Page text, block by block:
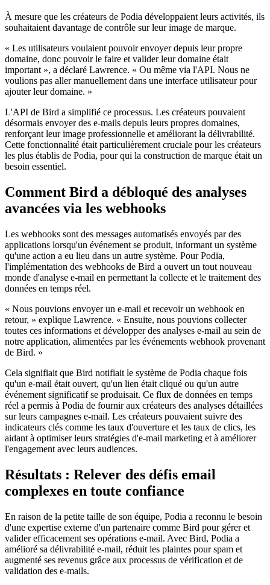
À mesure que les créateurs de Podia développaient leurs activités, ils
souhaitaient davantage de contrôle sur leur image de marque.
« Les utilisateurs voulaient pouvoir envoyer depuis leur propre
domaine, donc pouvoir le faire et valider leur domaine était
important », a déclaré Lawrence. « Ou même via l'API. Nous ne
voulions pas aller manuellement dans une interface utilisateur pour
ajouter leur domaine. »
L'API de Bird a simplifié ce processus. Les créateurs pouvaient
désormais envoyer des e-mails depuis leurs propres domaines,
renforçant leur image professionnelle et améliorant la délivrabilité.
Cette fonctionnalité était particulièrement cruciale pour les créateurs
les plus établis de Podia, pour qui la construction de marque était un
besoin essentiel.
Comment Bird a débloqué des analyses
avancées via les webhooks
Les webhooks sont des messages automatisés envoyés par des
applications lorsqu'un événement se produit, informant un système
qu'une action a eu lieu dans un autre système. Pour Podia,
l'implémentation des webhooks de Bird a ouvert un tout nouveau
monde d'analyse e-mail en permettant la collecte et le traitement des
données en temps réel.
« Nous pouvions envoyer un e-mail et recevoir un webhook en
retour, » explique Lawrence. « Ensuite, nous pouvions collecter
toutes ces informations et développer des analyses e-mail au sein de
notre application, alimentées par les événements webhook provenant
de Bird. »
Cela signifiait que Bird notifiait le système de Podia chaque fois
qu'un e-mail était ouvert, qu'un lien était cliqué ou qu'un autre
événement significatif se produisait. Ce flux de données en temps
réel a permis à Podia de fournir aux créateurs des analyses détaillées
sur leurs campagnes e-mail. Les créateurs pouvaient suivre des
indicateurs clés comme les taux d'ouverture et les taux de clics, les
aidant à optimiser leurs stratégies d'e-mail marketing et à améliorer
l'engagement avec leurs audiences.
Résultats : Relever des défis email
complexes en toute confiance
En raison de la petite taille de son équipe, Podia a reconnu le besoin
d'une expertise externe d'un partenaire comme Bird pour gérer et
valider efficacement ses opérations e-mail. Avec Bird, Podia a
amélioré sa délivrabilité e-mail, réduit les plaintes pour spam et
augmenté ses revenus grâce aux processus de vérification et de
validation des e-mails.